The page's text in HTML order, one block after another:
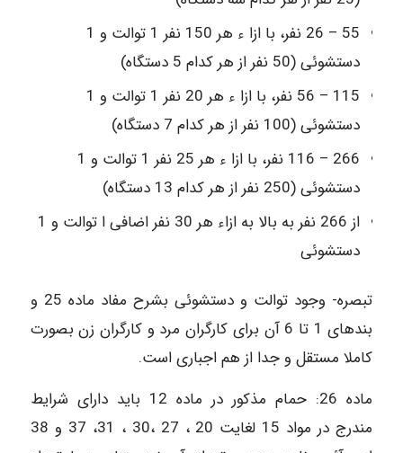
55 – 26 نفر، با ازا ء هر 150 نفر 1 توالت و 1
دستشوئی (50 نفر از هر کدام 5 دستگاه)
115 – 56 نفر، با ازا ء هر 20 نفر 1 توالت و 1
دستشوئی (100 نفر از هر کدام 7 دستگاه)
266 – 116 نفر، با ازا ء هر 25 نفر 1 توالت و 1
دستشوئی (250 نفر از هر کدام 13 دستگاه)
از 266 نفر به بالا به ازاء هر 30 نفر اضافی ا توالت و 1
دستشوئی
تبصره- وجود توالت و دستشوئی بشرح مفاد ماده 25 و
بندهای 1 تا 6 آن برای کارگران مرد و کارگران زن بصورت
کاملا مستقل و جدا از هم اجباری است.
ماده 26: حمام مذکور در ماده 12 باید دارای شرایط
مندرج در مواد 15 لغایت 20 ، 27 ،30 ، 31، 37 و 38